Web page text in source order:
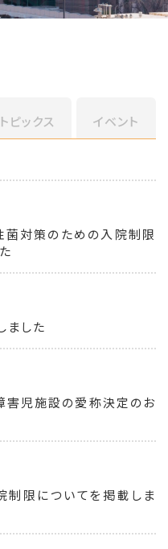
トピックス イベント
菌対策のための入院制限
ました
害児施設の愛称決定のお
制限についてを掲載しま